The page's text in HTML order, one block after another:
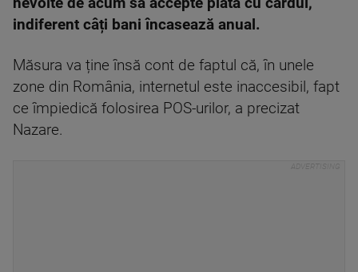
indiferent câți bani încasează anual.
Măsura va ține însă cont de faptul că, în unele
zone din România, internetul este inaccesibil, fapt
ce împiedică folosirea POS-urilor, a precizat
Nazare.